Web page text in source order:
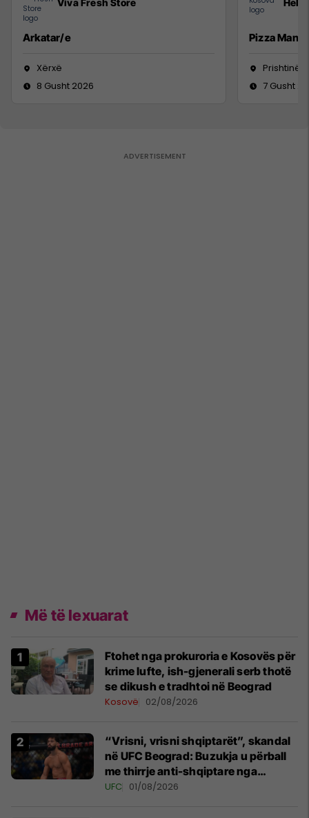
Arkatar/e
Xërxë
8 Gusht 2026
Pizza Man
Prishtinë
7 Gusht
Më të lexuarat
Ftohet nga prokuroria e Kosovës për
krime lufte, ish-gjenerali serb thotë
se dikush e tradhtoi në Beograd
Kosovë 02/08/2026
“Vrisni, vrisni shqiptarët”, skandal
në UFC Beograd: Buzukja u përball
me thirrje anti-shqiptare nga
tribunat
UFC 01/08/2026